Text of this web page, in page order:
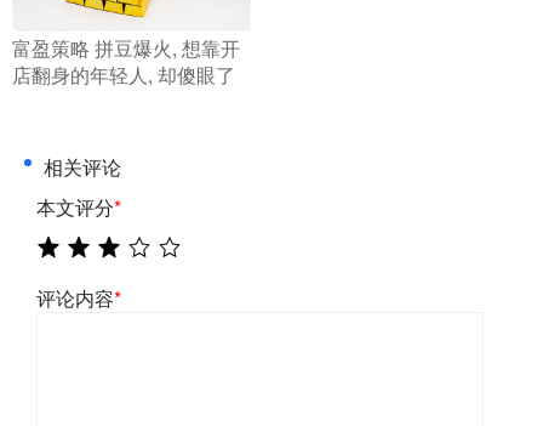
​富盈策略 拼豆爆火, 想靠开
店翻身的年轻人, 却傻眼了
相关评论
本文评分*
评论内容*